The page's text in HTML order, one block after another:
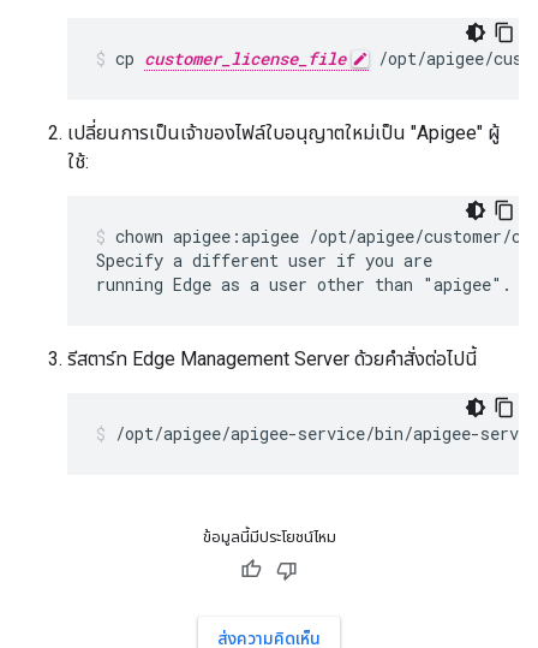
cp customer_license_file /opt/apigee/
เปลี่ยนการเป็นเจ้าของไฟล์ใบอนุญาตใหม่เป็น "Apigee" ผู้
ใช้:
chown apigee:apigee /opt/apigee/customer/
Specify a different user if you are
running Edge as a user other than "apigee".
รีสตาร์ท Edge Management Server ด้วยคำสั่งต่อไปนี้
/opt/apigee/apigee-service/bin/apigee-
ข้อมูลนี้มีประโยชน์ไหม
ส่งความคิดเห็น